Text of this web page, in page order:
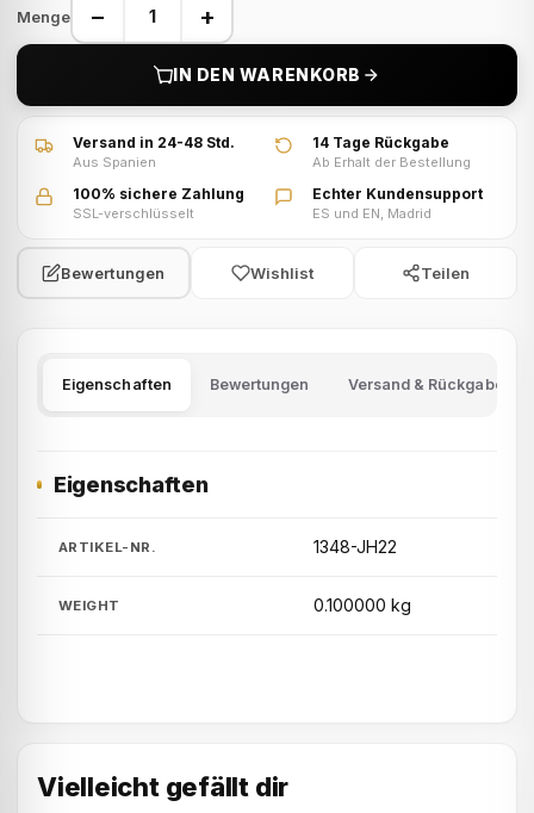
Menge − +
IN DEN WARENKORB
Versand in 24-48 Std.
Aus Spanien
14 Tage Rückgabe
Ab Erhalt der Bestellung
100% sichere Zahlung
SSL-verschlüsselt
Echter Kundensupport
ES und EN, Madrid
Bewertungen Wishlist Teilen
Eigenschaften Bewertungen Versand & Rückgabe
Eigenschaften
ARTIKEL-NR. 1348-JH22
WEIGHT 0.100000 kg
Vielleicht gefällt dir